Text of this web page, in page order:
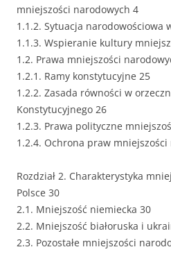
mniejszości narodowych 4
1.1.2. Sytuacja narodowościowa
1.1.3. Wspieranie kultury
1.2. Prawa mniejszości
1.2.1. Ramy konstytucyjne 25
1.2.2. Zasada równości w
Konstytucyjnego 26
1.2.3. Prawa polityczne
1.2.4. Ochrona praw
Rozdział 2. Charakterystyka
Polsce 30
2.1. Mniejszość niemiecka 30
2.2. Mniejszość białoruska i
2.3. Pozostałe mniejszości